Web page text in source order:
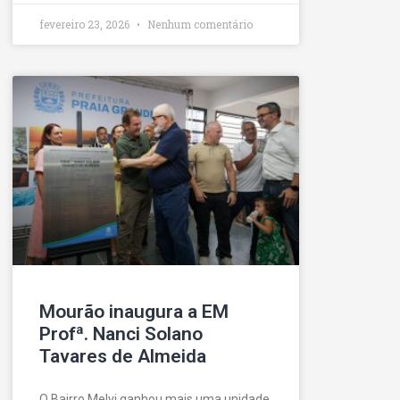
fevereiro 23, 2026 Nenhum comentário
Mourão inaugura a EM
Profª. Nanci Solano
Tavares de Almeida